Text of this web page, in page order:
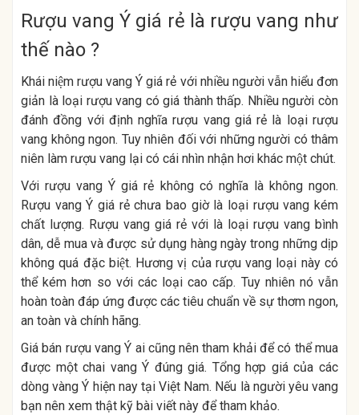
Rượu vang Ý giá rẻ là rượu vang như
thế nào ?
Khái niệm rượu vang Ý giá rẻ với nhiều người vẫn hiểu đơn
giản là loại rượu vang có giá thành thấp. Nhiều người còn
đánh đồng với định nghĩa rượu vang giá rẻ là loại rượu
vang không ngon. Tuy nhiên đối với những người có thâm
niên làm rượu vang lại có cái nhìn nhận hơi khác một chút.
Với rượu vang Ý giá rẻ không có nghĩa là không ngon.
Rượu vang Ý giá rẻ chưa bao giờ là loại rượu vang kém
chất lượng. Rượu vang giá rẻ với là loại rượu vang bình
dân, dễ mua và được sử dụng hàng ngày trong những dịp
không quá đặc biệt. Hương vị của rượu vang loại này có
thể kém hơn so với các loại cao cấp. Tuy nhiên nó vẫn
hoàn toàn đáp ứng được các tiêu chuẩn về sự thơm ngon,
an toàn và chính hãng.
Giá bán rượu vang Ý ai cũng nên tham khải để có thể mua
được một chai vang Ý đúng giá. Tổng hợp giá của các
dòng vàng Ý hiện nay tại Việt Nam. Nếu là người yêu vang
bạn nên xem thật kỹ bài viết này để tham khảo.